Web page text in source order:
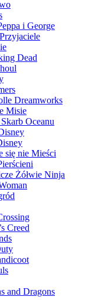
i George
Dead
Dreamworks
Misie
Oceanu
się nie Mieści
Żółwie Ninja
Creed
and Dragons